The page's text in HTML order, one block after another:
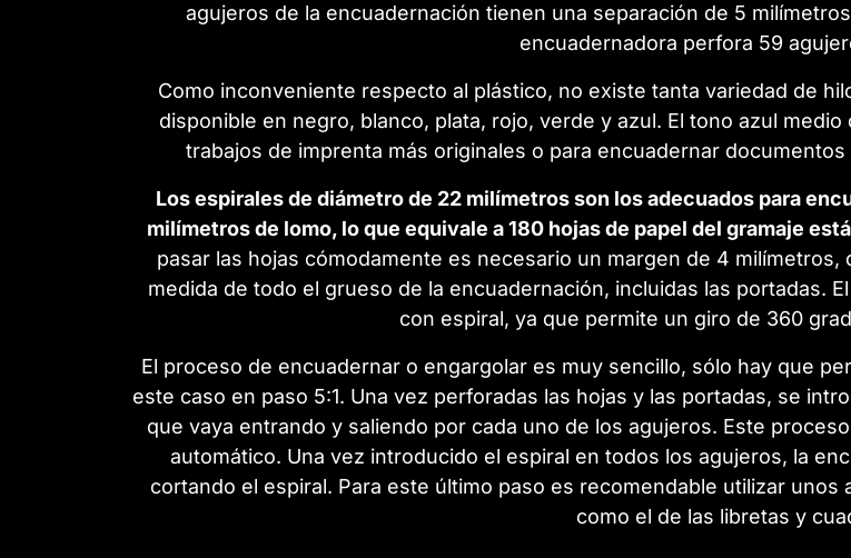
agujeros de la encuadernación tienen una separación de 5
encuadernadora perfora 59
Como inconveniente respecto al plástico, no existe tanta variedad de
disponible en negro, blanco, plata, rojo, verde y azul. El tono azul
trabajos de imprenta más originales o para encuadernar
Los espirales de diámetro de 22 milímetros son los adecuados para
milímetros de lomo, lo que equivale a 180 hojas de papel del gramaje
pasar las hojas cómodamente es necesario un margen de 4
medida de todo el grueso de la encuadernación, incluidas las portadas.
con espiral, ya que permite un giro de 360
El proceso de encuadernar o engargolar es muy sencillo, sólo hay que
este caso en paso 5:1. Una vez perforadas las hojas y las portadas, se
que vaya entrando y saliendo por cada uno de los agujeros. Este
automático. Una vez introducido el espiral en todos los agujeros, la
cortando el espiral. Para este último paso es recomendable utilizar
como el de las libretas y